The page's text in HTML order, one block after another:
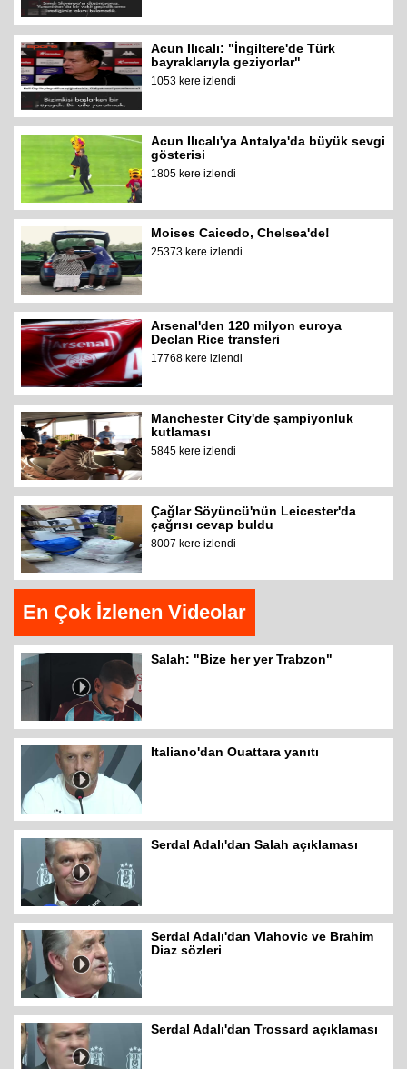
Acun Ilıcalı: "İngiltere'de Türk
bayraklarıyla geziyorlar"
1053 kere izlendi
Acun Ilıcalı'ya Antalya'da büyük sevgi
gösterisi
1805 kere izlendi
Moises Caicedo, Chelsea'de!
25373 kere izlendi
Arsenal'den 120 milyon euroya
Declan Rice transferi
17768 kere izlendi
Manchester City'de şampiyonluk
kutlaması
5845 kere izlendi
Çağlar Söyüncü'nün Leicester'da
çağrısı cevap buldu
8007 kere izlendi
En Çok İzlenen Videolar
Salah: "Bize her yer Trabzon"
Italiano'dan Ouattara yanıtı
Serdal Adalı'dan Salah açıklaması
Serdal Adalı'dan Vlahovic ve Brahim
Diaz sözleri
Serdal Adalı'dan Trossard açıklaması